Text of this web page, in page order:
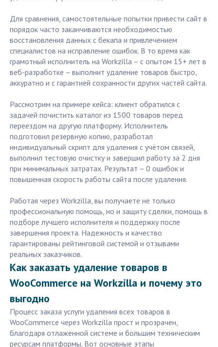
Для сравнения, самостоятельные попытки привести сайт в
порядок часто заканчиваются необходимостью
восстановления данных с бекапа и привлечением
специалистов на исправление ошибок. В то время как
грамотный исполнитель на Workzilla – с опытом 15+ лет в
веб-разработке – выполнит удаление товаров быстро,
аккуратно и с гарантией сохранности других частей сайта.
Рассмотрим на примере кейса: клиент обратился с
задачей почистить каталог из 1500 товаров перед
переездом на другую платформу. Исполнитель
подготовил резервную копию, разработал
индивидуальный скрипт для удаления с учётом связей,
выполнил тестовую очистку и завершил работу за 2 дня
при минимальных затратах. Результат – 0 ошибок и
повышенная скорость работы сайта после удаления.
Работая через Workzilla, вы получаете не только
профессиональную помощь, но и защиту сделки, помощь в
подборе лучшего исполнителя и поддержку после
завершения проекта. Надежность и качество
гарантированы рейтинговой системой и отзывами
реальных заказчиков.
Как заказать удаление товаров в
WooCommerce на Workzilla и почему это
выгодно
Процесс заказа услуги удаления всех товаров в
WooCommerce через Workzilla прост и прозрачен,
благодаря отлаженной системе и большим техническим
ресурсам платформы. Вот основные этапы